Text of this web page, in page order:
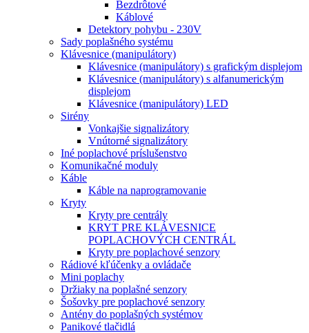
Bezdrôtové
Káblové
Detektory pohybu - 230V
Sady poplašného systému
Klávesnice (manipulátory)
Klávesnice (manipulátory) s grafickým displejom
Klávesnice (manipulátory) s alfanumerickým
displejom
Klávesnice (manipulátory) LED
Sirény
Vonkajšie signalizátory
Vnútorné signalizátory
Iné poplachové príslušenstvo
Komunikačné moduly
Káble
Káble na naprogramovanie
Kryty
Kryty pre centrály
KRYT PRE KLÁVESNICE
POPLACHOVÝCH CENTRÁL
Kryty pre poplachové senzory
Rádiové kľúčenky a ovládače
Mini poplachy
Držiaky na poplašné senzory
Šošovky pre poplachové senzory
Antény do poplašných systémov
Panikové tlačidlá